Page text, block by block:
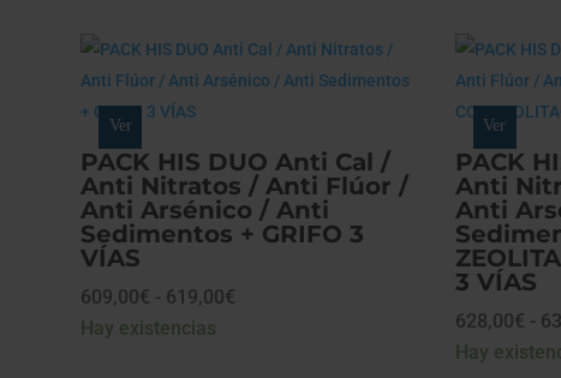
PACK HIS DUO Anti Cal /
Anti Nitratos / Anti Flúor /
Anti Arsénico / Anti
Sedimentos + GRIFO 3
VÍAS
609,00€ - 619,00€
Hay existencias
Ver
PACK
Anti
Anti
3 VÍAS
628,00€ -
Hay
Ver